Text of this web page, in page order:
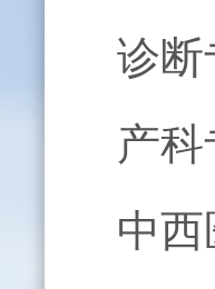
诊断
产
中